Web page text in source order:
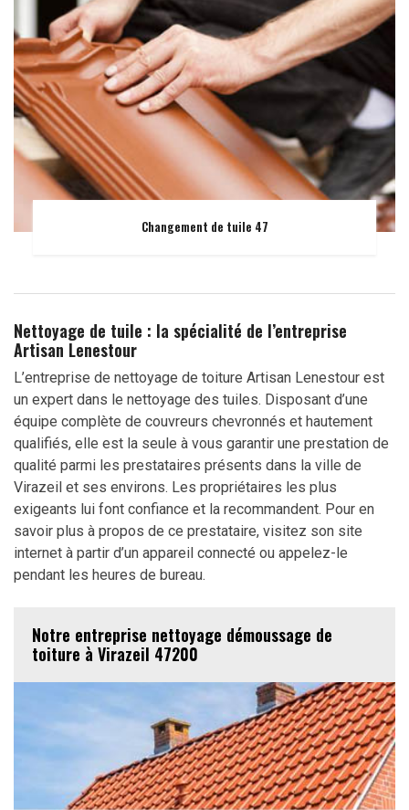
Changement de tuile 47
Nettoyage de tuile : la spécialité de l’entreprise
Artisan Lenestour
L’entreprise de nettoyage de toiture Artisan Lenestour est
un expert dans le nettoyage des tuiles. Disposant d’une
équipe complète de couvreurs chevronnés et hautement
qualifiés, elle est la seule à vous garantir une prestation de
qualité parmi les prestataires présents dans la ville de
Virazeil et ses environs. Les propriétaires les plus
exigeants lui font confiance et la recommandent. Pour en
savoir plus à propos de ce prestataire, visitez son site
internet à partir d’un appareil connecté ou appelez-le
pendant les heures de bureau.
Notre entreprise nettoyage démoussage de
toiture à Virazeil 47200